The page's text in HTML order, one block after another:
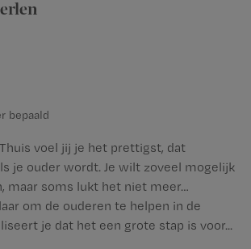
bepaald
voel jij je het prettigst, dat
je ouder wordt. Je wilt zoveel mogelijk
maar soms lukt het niet meer…
om de ouderen te helpen in de
je dat het een grote stap is voor...